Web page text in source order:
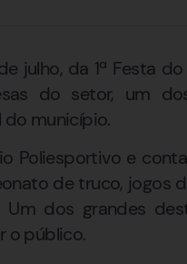
julho, da 1ª Festa
do setor, um
município.
Poliesportivo e
de truco, jogos
dos grandes
o público.